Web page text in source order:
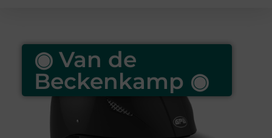
◉ Van de
Beckenkamp ◉